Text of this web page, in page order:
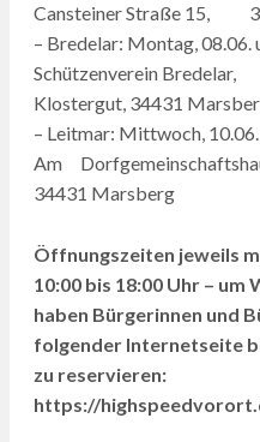
Cansteiner Straße 15,
– Bredelar: Montag, 08.06.
Schützenverein Bredelar,
Klostergut, 34431
– Leitmar: Mittwoch,
Am
34431 Marsberg
Öffnungszeiten jeweils
10:00 bis 18:00 Uhr – um
haben Bürgerinnen und
folgender Internetseite
zu reservieren:
https://